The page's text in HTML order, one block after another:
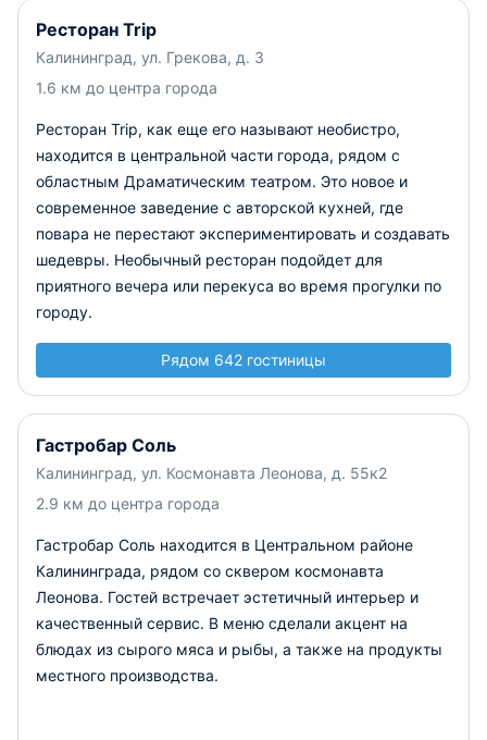
Ресторан Trip
Калининград, ул. Грекова, д. 3
1.6 км до центра города
Ресторан Trip, как еще его называют необистро,
находится в центральной части города, рядом с
областным Драматическим театром. Это новое и
современное заведение с авторской кухней, где
повара не перестают экспериментировать и создавать
шедевры. Необычный ресторан подойдет для
приятного вечера или перекуса во время прогулки по
городу.
Рядом 642 гостиницы
Гастробар Соль
Калининград, ул. Космонавта Леонова, д. 55к2
2.9 км до центра города
Гастробар Соль находится в Центральном районе
Калининграда, рядом со сквером космонавта
Леонова. Гостей встречает эстетичный интерьер и
качественный сервис. В меню сделали акцент на
блюдах из сырого мяса и рыбы, а также на продукты
местного производства.